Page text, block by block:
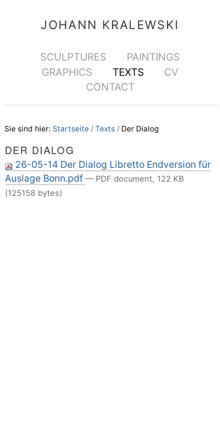
WerkzeugeJOHANN KRALEWSKI
SektionenSCULPTURES
PAINTINGS
GRAPHICS
TEXTS
CV
CONTACT
Sie sind hier: Startseite / Texts / Der Dialog
DER DIALOG
26-05-14 Der Dialog Libretto Endversion für
Auslage Bonn.pdf — PDF document, 122 KB
(125158 bytes)